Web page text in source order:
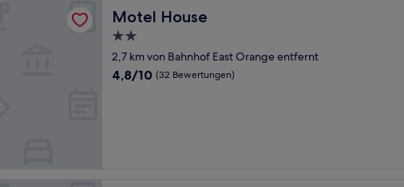
Motel House
Motel House
2.0-
Sterne-
Unterkunft
2,7 km von Bahnhof East Orange entfernt
4.8
4,8/10 (32 Bewertungen)